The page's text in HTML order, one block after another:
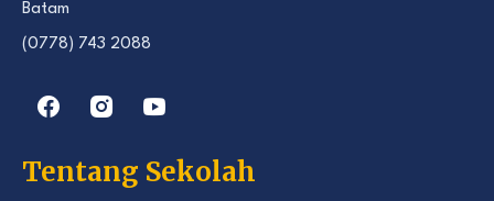
Batam
(0778) 743 2088
Tentang Sekolah